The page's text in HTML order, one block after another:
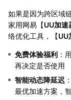
如果是因为跨区域
家用网易【UU加速
络优化工具，【UU
免费体验福利 ：
再决定是否使用
智能动态降延迟
最优加速方案，